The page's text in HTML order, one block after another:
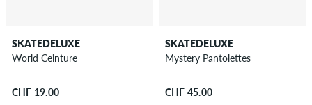
SKATEDELUXE
World Ceinture
CHF 19.00
SKATEDELUXE
Mystery Pantolettes
CHF 45.00